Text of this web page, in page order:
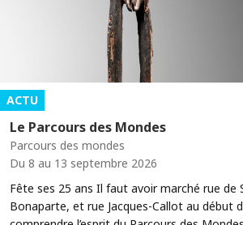
ACTU
Le Parcours des Mondes
Parcours des mondes
Du 8 au 13 septembre 2026
Fête ses 25 ans Il faut avoir marché rue de
Bonaparte, et rue Jacques-Callot au début